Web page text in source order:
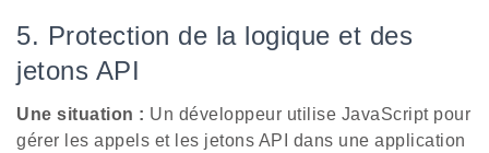
5. Protection de la logique et des
jetons API
Une situation : Un développeur utilise JavaScript pour
gérer les appels et les jetons API dans une application